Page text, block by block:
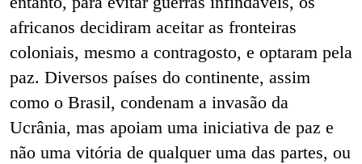
africanos decidiram aceitar as fronteiras
coloniais, mesmo a contragosto, e optaram pela
paz. Diversos países do continente, assim
como o Brasil, condenam a invasão da
Ucrânia, mas apoiam uma iniciativa de paz e
não uma vitória de qualquer uma das partes, ou